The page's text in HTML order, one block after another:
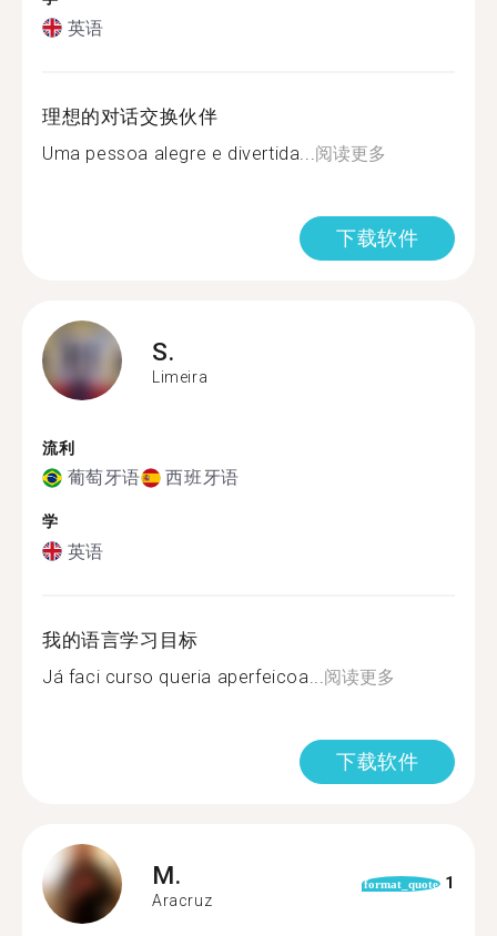
英语
理想的对话交换伙伴
Uma pessoa alegre e divertida... 阅读更多
下载软件
S.
Limeira
流利
葡萄牙语 西班牙语
学
英语
我的语言学习目标
Já faci curso queria aperfeicoa... 阅读更多
下载软件
M.
Aracruz
format_quote 1